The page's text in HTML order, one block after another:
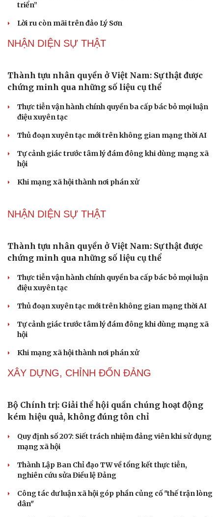
Cải chính
triển”
Lời ru còn mãi trên đảo Lý Sơn
NHẬN DIỆN SỰ THẬT
Thành tựu nhân quyền ở Việt Nam: Sự thật được
chứng minh qua những số liệu cụ thể
Thực tiễn vận hành chính quyền ba cấp bác bỏ mọi luận
điệu xuyên tạc
Thủ đoạn xuyên tạc mới trên không gian mạng thời AI
Tự cảnh giác trước tâm lý đám đông khi dùng mạng xã
hội
Khi mạng xã hội thành nơi phán xử
NHẬN DIỆN SỰ THẬT
Thành tựu nhân quyền ở Việt Nam: Sự thật được
chứng minh qua những số liệu cụ thể
Thực tiễn vận hành chính quyền ba cấp bác bỏ mọi luận
điệu xuyên tạc
Thủ đoạn xuyên tạc mới trên không gian mạng thời AI
Tự cảnh giác trước tâm lý đám đông khi dùng mạng xã
hội
Khi mạng xã hội thành nơi phán xử
XÂY DỰNG, CHỈNH ĐỐN ĐẢNG
Bộ Chính trị: Giải thể hội quần chúng hoạt động
kém hiệu quả, không đúng tôn chỉ
Quy định số 207: Siết trách nhiệm đảng viên khi sử dụng
mạng xã hội
Thành Lập Ban Chỉ đạo TW về tổng kết thực tiễn,
nghiên cứu sửa Điều lệ Đảng
Công tác dư luận xã hội góp phần củng cố "thế trận lòng
dân"